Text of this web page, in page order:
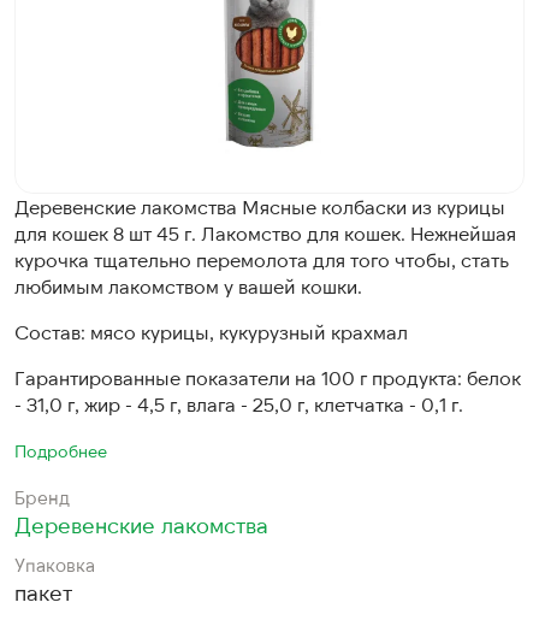
Деревенские лакомства Мясные колбаски из курицы
для кошек 8 шт 45 г. Лакомство для кошек. Нежнейшая
курочка тщательно перемолота для того чтобы, стать
любимым лакомством у вашей кошки.
Состав: мясо курицы, кукурузный крахмал
Гарантированные показатели на 100 г продукта: белок
- 31,0 г, жир - 4,5 г, влага - 25,0 г, клетчатка - 0,1 г.
Подробнее
Бренд
Деревенские лакомства
Упаковка
пакет